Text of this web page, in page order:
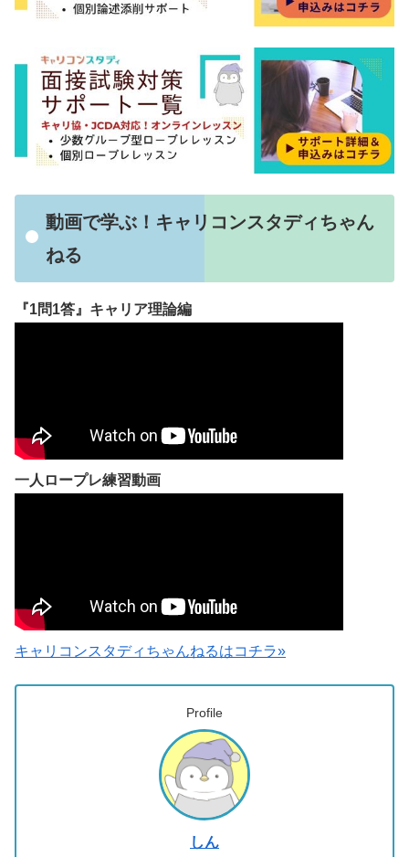
動画で学ぶ！キャリコンスタディちゃん
ねる
『1問1答』キャリア理論編
一人ロープレ練習動画
キャリコンスタディちゃんねるはコチラ»
Profile
しん